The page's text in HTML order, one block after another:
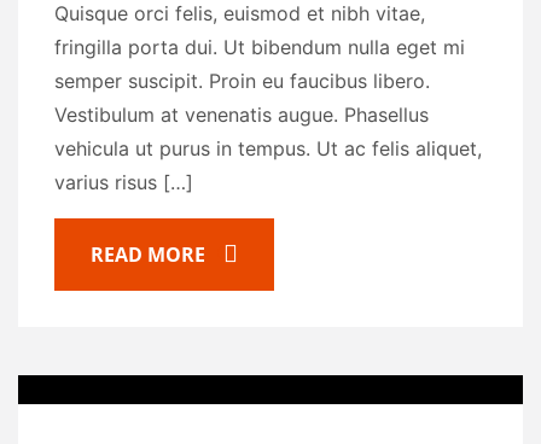
Quisque orci felis, euismod et nibh vitae,
fringilla porta dui. Ut bibendum nulla eget mi
semper suscipit. Proin eu faucibus libero.
Vestibulum at venenatis augue. Phasellus
vehicula ut purus in tempus. Ut ac felis aliquet,
varius risus […]
READ MORE